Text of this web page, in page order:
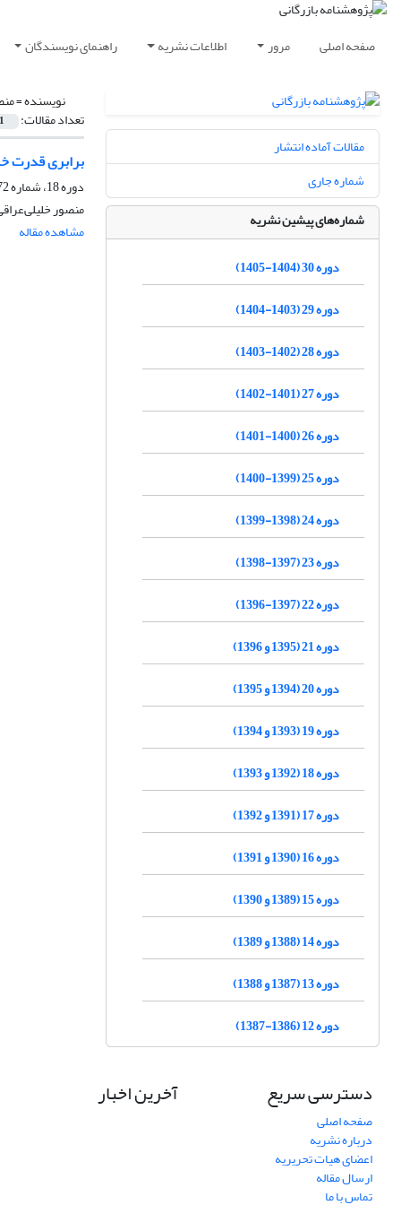
صفحه اصلی مرور اطلاعات نشریه راهنمای نویسندگان
نویسنده =
تعداد مقالات: 1
برابری قدرت
دوره 18، شماره 72، پاییز 1393، صفحه
منصور
مشاهده مقاله
مقالات آماده انتشار
شماره جاری
شماره‌های پیشین نشریه
دوره 30 (1404-1405)
دوره 29 (1403-1404)
دوره 28 (1402-1403)
دوره 27 (1401-1402)
دوره 26 (1400-1401)
دوره 25 (1399-1400)
دوره 24 (1398-1399)
دوره 23 (1397-1398)
دوره 22 (1397-1396)
دوره 21 (1395 و 1396)
دوره 20 (1394 و 1395)
دوره 19 (1393 و 1394)
دوره 18 (1392 و 1393)
دوره 17 (1391 و 1392)
دوره 16 (1390 و 1391)
دوره 15 (1389 و 1390)
دوره 14 (1388 و 1389)
دوره 13 (1387 و 1388)
دوره 12 (1386-1387)
دسترسی سریع
صفحه اصلی
درباره نشریه
اعضای هیات تحریریه
ارسال مقاله
تماس با ما
آخرین اخبار